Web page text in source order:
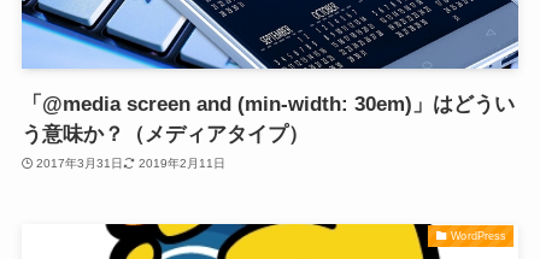
「@media screen and (min-width: 30em)」はどうい
う意味か？（メディアタイプ）
2017年3月31日 2019年2月11日
WordPress